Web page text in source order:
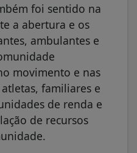
foi sentido na
a abertura e os
ambulantes e
movimento e nas
familiares e
de renda e
de recursos